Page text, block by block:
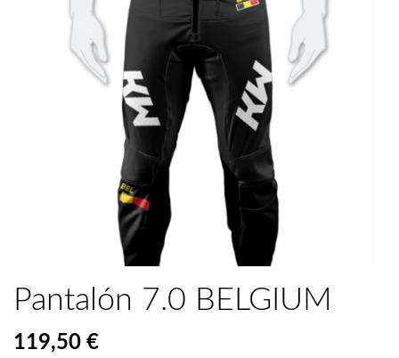
Pantalón 7.0 BELGIUM
119,50 €